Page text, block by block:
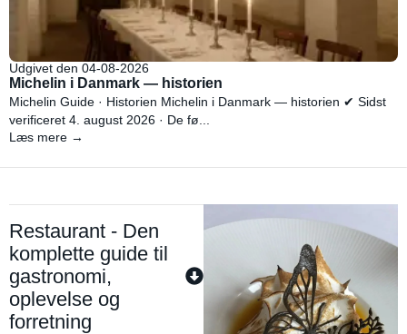
Udgivet den 04-08-2026
Michelin i Danmark — historien
Michelin Guide · Historien Michelin i Danmark — historien ✔ Sidst
verificeret 4. august 2026 · De fø...
Læs mere →
Restaurant - Den
komplette guide til
gastronomi,
oplevelse og
forretning